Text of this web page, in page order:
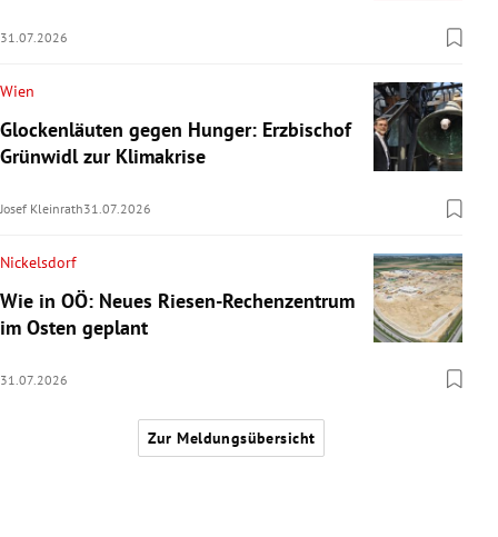
31.07.2026
Wien
Glockenläuten gegen Hunger: Erzbischof
Grünwidl zur Klimakrise
Josef Kleinrath31.07.2026
Nickelsdorf
Wie in OÖ: Neues Riesen-Rechenzentrum
im Osten geplant
31.07.2026
Zur Meldungsübersicht